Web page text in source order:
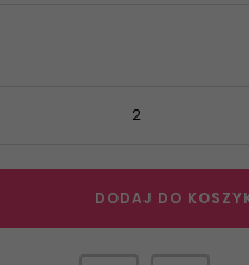
DODAJ DO